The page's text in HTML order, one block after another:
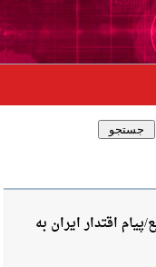
اقتدار ایران به